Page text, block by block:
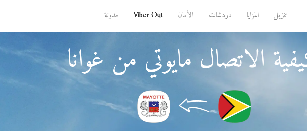
تنزيل المزايا دردشات الأمان Viber Out مدونة
الاتصال مايوتي من غوانا